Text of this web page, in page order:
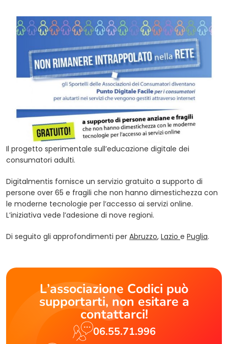
Il progetto sperimentale sull’educazione digitale dei
consumatori adulti.
Digitalmentis fornisce un servizio gratuito a supporto di
persone over 65 e fragili che non hanno dimestichezza con
le moderne tecnologie per l’accesso ai servizi online.
L’iniziativa vede l’adesione di nove regioni.
Di seguito gli approfondimenti per Abruzzo, Lazio e Puglia.
L’associazione Codici può
supportarti, non esitare a
contattarci!
06.55.71.996